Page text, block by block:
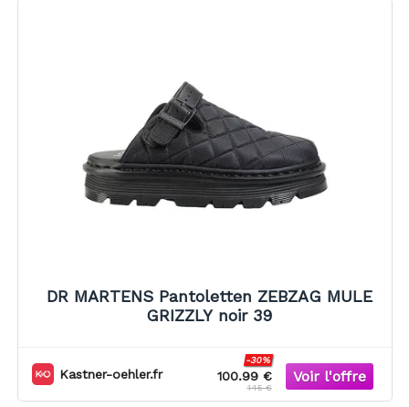
DR MARTENS Pantoletten ZEBZAG MULE
GRIZZLY noir 39
Kastner-oehler.fr 100.99 €
-30%
145 €